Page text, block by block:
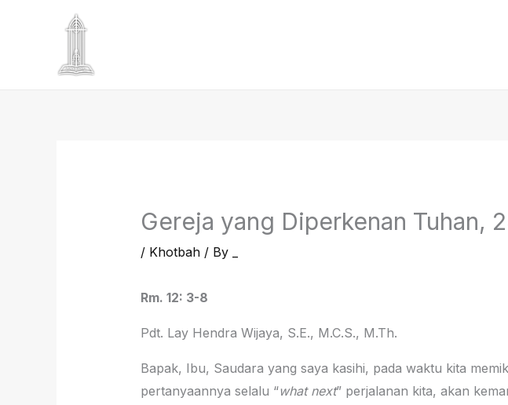
Gereja yang Diperkenan Tuhan,
/ Khotbah/ By
Rm. 12: 3-8
Pdt. Lay Hendra Wijaya, S.E., M.C.S., M.Th.
Bapak, Ibu, Saudara yang saya kasihi, pada waktu kita
pertanyaannya selalu “what next” perjalanan kita, akan